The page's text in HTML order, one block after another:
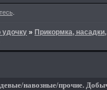
.
удочку »Прикормка,
навозные/прочие.